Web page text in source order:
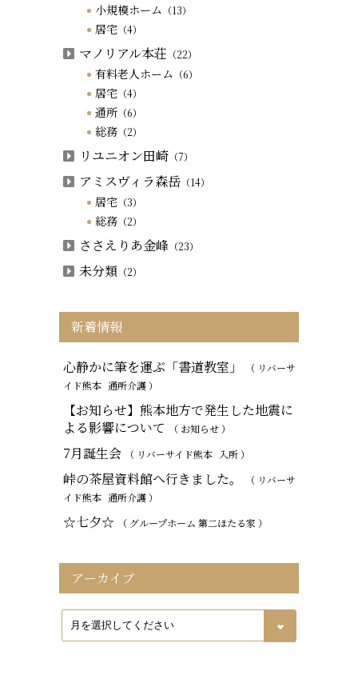
小規模ホーム （13）
居宅（4）
マノリアル本荘 （22）
有料老人ホーム （6）
居宅（4）
通所（6）
総務（2）
リユニオン田崎（7）
アミスヴィラ森岳（14）
居宅（3）
総務（2）
ささえりあ金峰（23）
未分類（2）
新着情報
心静かに筆を運ぶ「書道教室」
（ リバーサ
イド熊本 通所介護）
【お知らせ】熊本地方で発生した地震に
よる影響について
（ お知らせ ）
7月誕生会 （ リバーサイド熊本 入所）
峠の茶屋資料館へ行きました。
（ リバーサ
イド熊本 通所介護）
☆七夕☆ （ グループホーム 第二ほたる家 ）
アーカイブ